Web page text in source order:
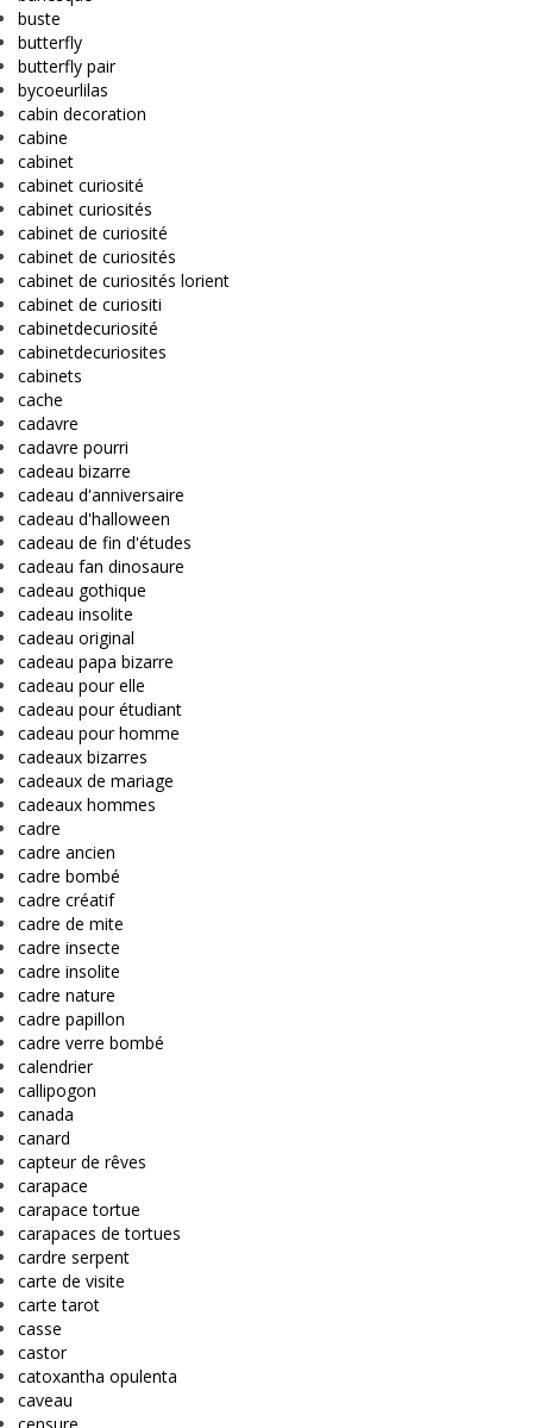
buste
butterfly
butterfly pair
bycoeurlilas
cabin decoration
cabine
cabinet
cabinet curiosité
cabinet curiosités
cabinet de curiosité
cabinet de curiosités
cabinet de curiosités lorient
cabinet de curiositi
cabinetdecuriosité
cabinetdecuriosites
cabinets
cache
cadavre
cadavre pourri
cadeau bizarre
cadeau d'anniversaire
cadeau d'halloween
cadeau de fin d'études
cadeau fan dinosaure
cadeau gothique
cadeau insolite
cadeau original
cadeau papa bizarre
cadeau pour elle
cadeau pour étudiant
cadeau pour homme
cadeaux bizarres
cadeaux de mariage
cadeaux hommes
cadre
cadre ancien
cadre bombé
cadre créatif
cadre de mite
cadre insecte
cadre insolite
cadre nature
cadre papillon
cadre verre bombé
calendrier
callipogon
canada
canard
capteur de rêves
carapace
carapace tortue
carapaces de tortues
cardre serpent
carte de visite
carte tarot
casse
castor
catoxantha opulenta
caveau
censure